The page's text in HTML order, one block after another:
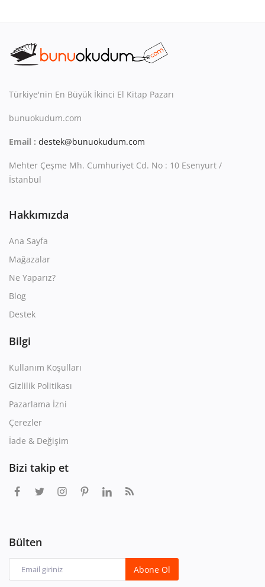
Türkiye'nin En Büyük İkinci El Kitap Pazarı
bunuokudum.com
Email : destek@bunuokudum.com
Mehter Çeşme Mh. Cumhuriyet Cd. No : 10 Esenyurt /
İstanbul
Hakkımızda
Ana Sayfa
Mağazalar
Ne Yaparız?
Blog
Destek
Bilgi
Kullanım Koşulları
Gizlilik Politikası
Pazarlama İzni
Çerezler
İade & Değişim
Bizi takip et
Bülten
Abone Ol